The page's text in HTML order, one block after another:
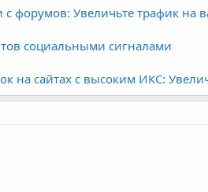
с форумов: Увеличьте трафик на
социальными сигналами
на сайтах с высоким ИКС: